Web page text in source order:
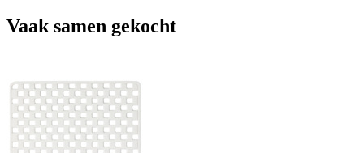
Vaak samen gekocht